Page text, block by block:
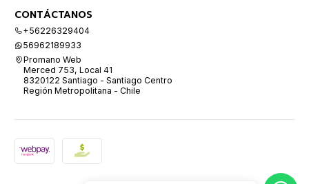
CONTÁCTANOS
+56226329404
56962189933
Promano Web
Merced 753, Local 41
8320122 Santiago - Santiago Centro
Región Metropolitana - Chile